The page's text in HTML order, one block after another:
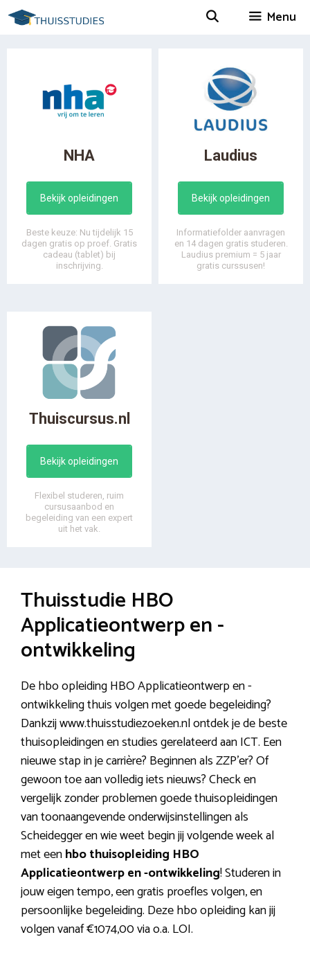
Spring
naar
Menu
NHA
Bekijk opleidingen
Beste keuze: Nu tijdelijk 15
dagen gratis op proef. Gratis
cadeau (tablet) bij
inschrijving.
Laudius
Bekijk opleidingen
Informatiefolder aanvragen
en 14 dagen gratis studeren.
Laudius premium = 5 jaar
gratis curssusen!
Thuiscursus.nl
Bekijk opleidingen
Flexibel studeren, ruim
cursusaanbod en
begeleiding van een expert
uit het vak.
Thuisstudie HBO
Applicatieontwerp en -
ontwikkeling
De hbo opleiding HBO Applicatieontwerp en -
ontwikkeling thuis volgen met goede begeleiding?
Dankzij www.thuisstudiezoeken.nl ontdek je de beste
thuisopleidingen en studies gerelateerd aan ICT. Een
nieuwe stap in je carrière? Beginnen als ZZP’er? Of
gewoon toe aan volledig iets nieuws? Check en
vergelijk zonder problemen goede thuisopleidingen
van toonaangevende onderwijsinstellingen als
Scheidegger en wie weet begin jij volgende week al
met eenhbo thuisopleiding HBO
Applicatieontwerp en -ontwikkeling! Studeren in
jouw eigen tempo, een gratis proefles volgen, en
persoonlijke begeleiding. Deze hbo opleiding kan jij
volgen vanaf €1074,00 via o.a. LOI.